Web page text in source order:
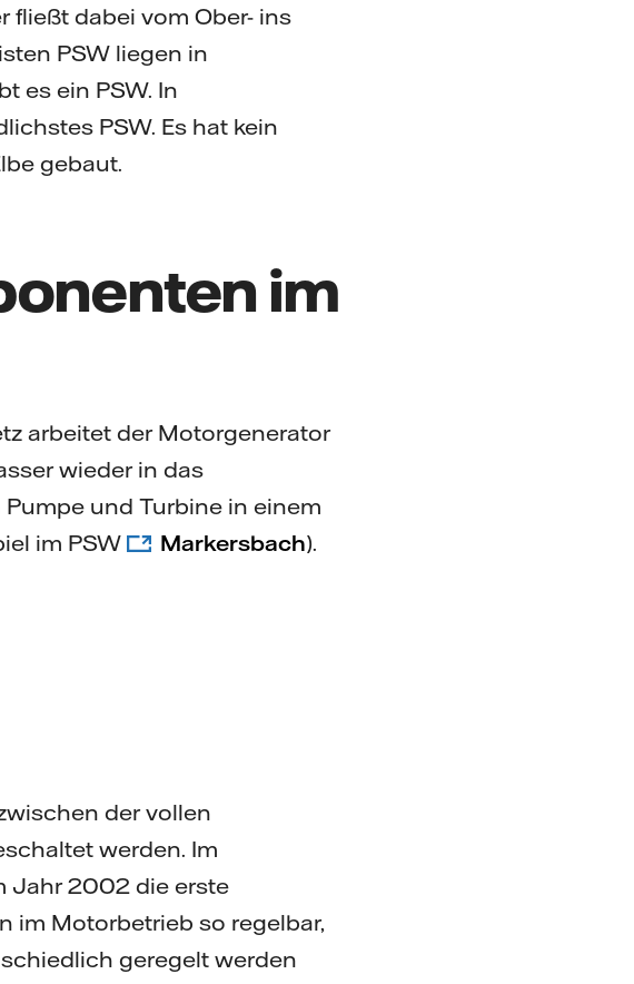
fließt dabei vom Ober- ins
PSW liegen in
es ein PSW. In
PSW. Es hat kein
gebaut.
im
arbeitet der Motorgenerator
wieder in das
und Turbine in einem
im PSW
Markersbach).
der vollen
werden. Im
Jahr 2002 die erste
im Motorbetrieb so regelbar,
geregelt werden